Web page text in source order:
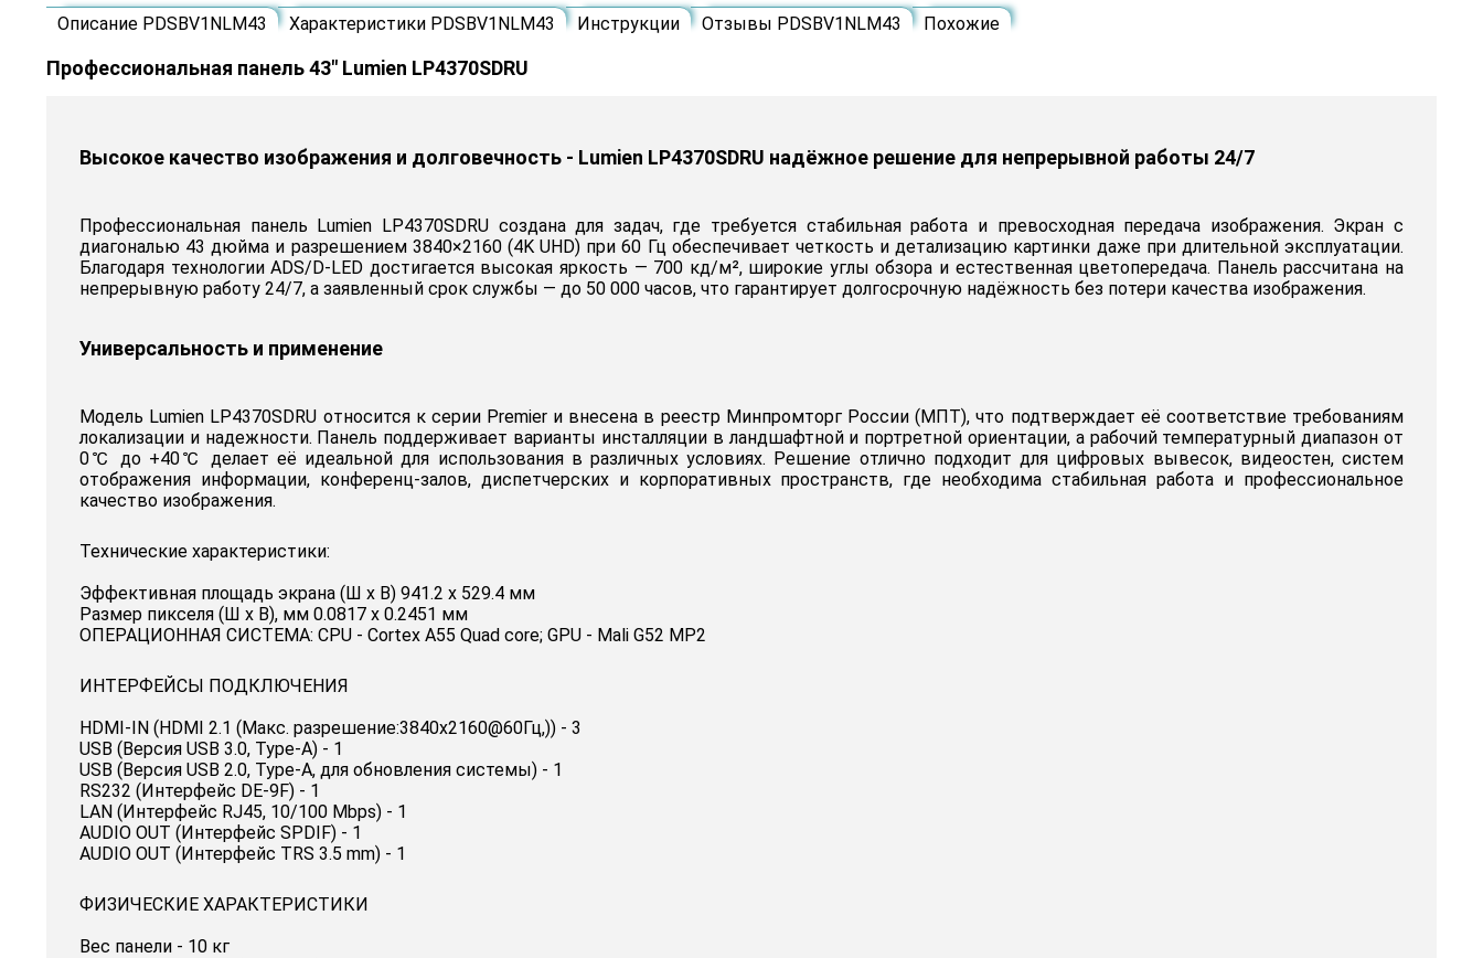
Описание PDSBV1NLM43 Характеристики PDSBV1NLM43 Инструкции Отзывы PDSBV1NLM43 Похожие
Профессиональная панель 43" Lumien LP4370SDRU
Высокое качество изображения и долговечность - Lumien LP4370SDRU надёжное решение для непрерывной работы 24/7
Профессиональная панель Lumien LP4370SDRU создана для задач, где требуется стабильная работа и превосходная передача изображения. Экран с
диагональю 43 дюйма и разрешением 3840×2160 (4K UHD) при 60 Гц обеспечивает четкость и детализацию картинки даже при длительной эксплуатации.
Благодаря технологии ADS/D-LED достигается высокая яркость — 700 кд/м², широкие углы обзора и естественная цветопередача. Панель рассчитана на
непрерывную работу 24/7, а заявленный срок службы — до 50 000 часов, что гарантирует долгосрочную надёжность без потери качества изображения.
Универсальность и применение
Модель Lumien LP4370SDRU относится к серии Premier и внесена в реестр Минпромторг России (МПТ), что подтверждает её соответствие требованиям
локализации и надежности. Панель поддерживает варианты инсталляции в ландшафтной и портретной ориентации, а рабочий температурный диапазон от
0℃ до +40℃ делает её идеальной для использования в различных условиях. Решение отлично подходит для цифровых вывесок, видеостен, систем
отображения информации, конференц-залов, диспетчерских и корпоративных пространств, где необходима стабильная работа и профессиональное
качество изображения.
Технические характеристики:
Эффективная площадь экрана (Ш x В) 941.2 x 529.4 мм
Размер пикселя (Ш х В), мм 0.0817 х 0.2451 мм
ОПЕРАЦИОННАЯ СИСТЕМА: CPU - Cortex A55 Quad core; GPU - Mali G52 MP2
ИНТЕРФЕЙСЫ ПОДКЛЮЧЕНИЯ
HDMI-IN (HDMI 2.1 (Макс. разрешение:3840x2160@60Гц,)) - 3
USB (Версия USB 3.0, Type-A) - 1
USB (Версия USB 2.0, Type-A, для обновления системы) - 1
RS232 (Интерфейс DE-9F) - 1
LAN (Интерфейс RJ45, 10/100 Mbps) - 1
AUDIO OUT (Интерфейс SPDIF) - 1
AUDIO OUT (Интерфейс TRS 3.5 mm) - 1
ФИЗИЧЕСКИЕ ХАРАКТЕРИСТИКИ
Вес панели - 10 кг